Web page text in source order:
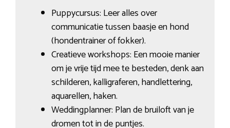
Puppycursus: Leer alles over
communicatie tussen baasje en hond
(hondentrainer of fokker).
Creatieve workshops: Een mooie manier
om je vrije tijd mee te besteden, denk aan
schilderen, kalligraferen, handlettering,
aquarellen, haken.
Weddingplanner: Plan de bruiloft van je
dromen tot in de puntjes.